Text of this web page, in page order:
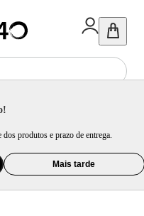
produtos e prazo de entrega.
Mais tarde
/